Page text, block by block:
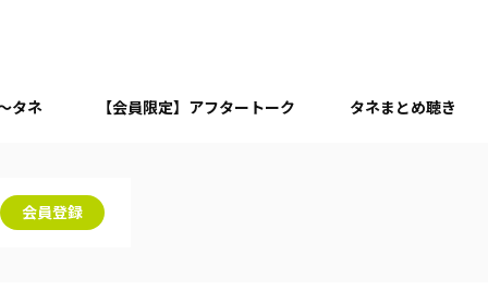
タネ 【会員限定】アフタートーク タネまとめ聴き
会員登録